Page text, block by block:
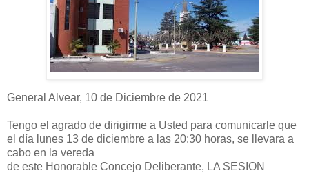
General Alvear, 10 de Diciembre de 2021
Tengo el agrado de dirigirme a Usted para comunicarle que
el día lunes 13 de diciembre a las 20:30 horas, se llevara a
cabo en la vereda
de este Honorable Concejo Deliberante, LA SESION